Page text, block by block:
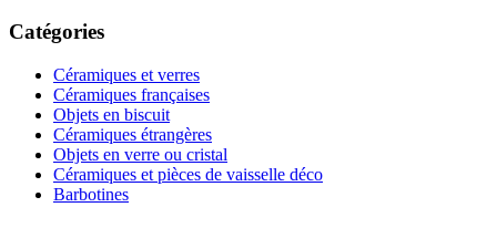
Catégories
Céramiques et verres
Céramiques françaises
Objets en biscuit
Céramiques étrangères
Objets en verre ou cristal
Céramiques et pièces de vaisselle déco
Barbotines